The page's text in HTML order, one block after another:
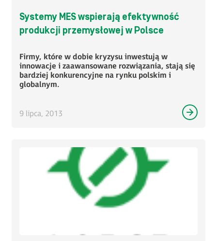
Systemy MES wspierają efektywność
produkcji przemysłowej w Polsce
Firmy, które w dobie kryzysu inwestują w
innowacje i zaawansowane rozwiązania, stają się
bardziej konkurencyjne na rynku polskim i
globalnym.
9 lipca, 2013